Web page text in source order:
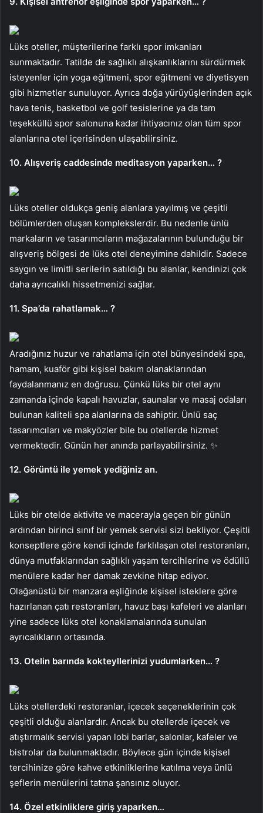
Lüks oteller, müşterilerine farklı spor imkanları
sunmaktadır. Tatilde de sağlıklı alışkanlıklarını sürdürmek
isteyenler için yoga eğitmeni, spor eğitmeni ve diyetisyen
gibi hizmetler sunuluyor. Ayrıca doğa yürüyüşlerinden açık
hava tenis, basketbol ve golf tesislerine ya da tam
teşekküllü spor salonuna kadar ihtiyacınız olan tüm spor
alanlarına otel içerisinden ulaşabilirsiniz.
10. Alışveriş caddesinde meditasyon yaparken… ?
Lüks oteller oldukça geniş alanlara yayılmış ve çeşitli
bölümlerden oluşan komplekslerdir. Bu nedenle ünlü
markaların ve tasarımcıların mağazalarının bulunduğu bir
alışveriş bölgesi de lüks otel deneyimine dahildir. Sadece
saygın ve limitli serilerin satıldığı bu alanlar, kendinizi çok
daha ayrıcalıklı hissetmenizi sağlar.
11. Spa’da rahatlamak… ?
Aradığınız huzur ve rahatlama için otel bünyesindeki spa,
hamam, kuaför gibi kişisel bakım olanaklarından
faydalanmanız en doğrusu. Çünkü lüks bir otel aynı
zamanda içinde kapalı havuzlar, saunalar ve masaj odaları
bulunan kaliteli spa alanlarına da sahiptir. Ünlü saç
tasarımcıları ve makyözler bile bu otellerde hizmet
vermektedir. Günün her anında parlayabilirsiniz. ✨
12. Görüntü ile yemek yediğiniz an.
Lüks bir otelde aktivite ve macerayla geçen bir günün
ardından birinci sınıf bir yemek servisi sizi bekliyor. Çeşitli
konseptlere göre kendi içinde farklılaşan otel restoranları,
dünya mutfaklarından sağlıklı yaşam tercihlerine ve ödüllü
menülere kadar her damak zevkine hitap ediyor.
Olağanüstü bir manzara eşliğinde kişisel isteklere göre
hazırlanan çatı restoranları, havuz başı kafeleri ve alanları
yine sadece lüks otel konaklamalarında sunulan
ayrıcalıkların ortasında.
13. Otelin barında kokteyllerinizi yudumlarken… ?
Lüks otellerdeki restoranlar, içecek seçeneklerinin çok
çeşitli olduğu alanlardır. Ancak bu otellerde içecek ve
atıştırmalık servisi yapan lobi barlar, salonlar, kafeler ve
bistrolar da bulunmaktadır. Böylece gün içinde kişisel
tercihinize göre kahve etkinliklerine katılma veya ünlü
şeflerin menülerini tatma şansınız oluyor.
14. Özel etkinliklere giriş yaparken…